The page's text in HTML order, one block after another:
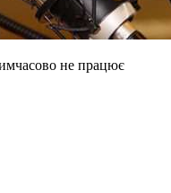
не працює